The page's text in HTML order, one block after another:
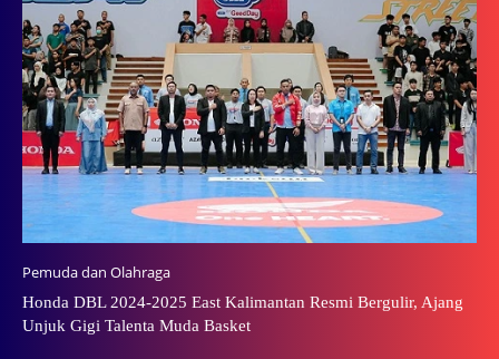
Pemuda dan Olahraga
Honda DBL 2024-2025 East Kalimantan Resmi Bergulir, Ajang
Unjuk Gigi Talenta Muda Basket